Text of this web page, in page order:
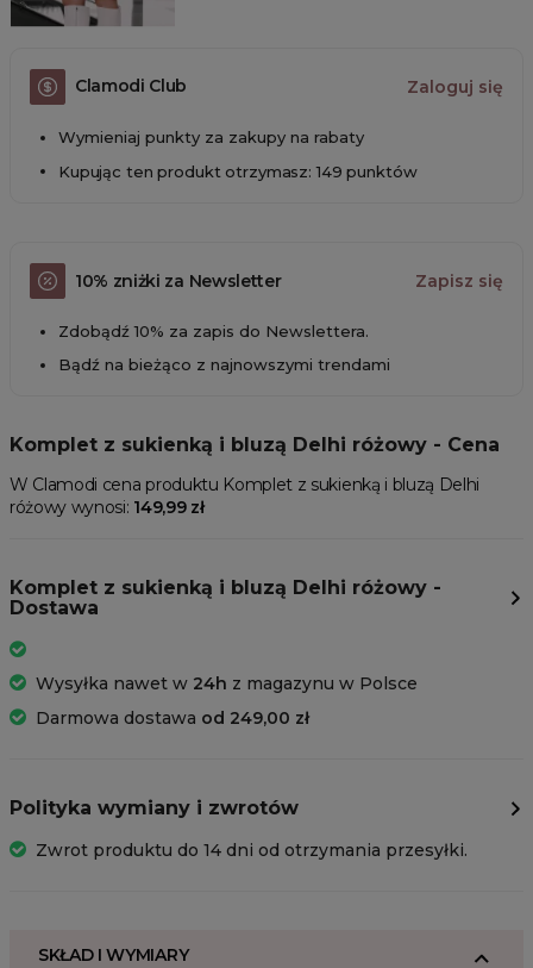
Clamodi Club Zaloguj się
Wymieniaj punkty za zakupy na rabaty
Kupując ten produkt otrzymasz: 149 punktów
10% zniżki za Newsletter Zapisz się
Zdobądź 10% za zapis do Newslettera.
Bądź na bieżąco z najnowszymi trendami
Komplet z sukienką i bluzą Delhi różowy - Cena
W Clamodi cena produktu Komplet z sukienką i bluzą Delhi
różowy wynosi: 149,99 zł
Komplet z sukienką i bluzą Delhi różowy -
Dostawa
Wysyłka nawet w 24h z magazynu w Polsce
Darmowa dostawa od 249,00 zł
Polityka wymiany i zwrotów
Zwrot produktu do 14 dni od otrzymania przesyłki.
SKŁAD I WYMIARY